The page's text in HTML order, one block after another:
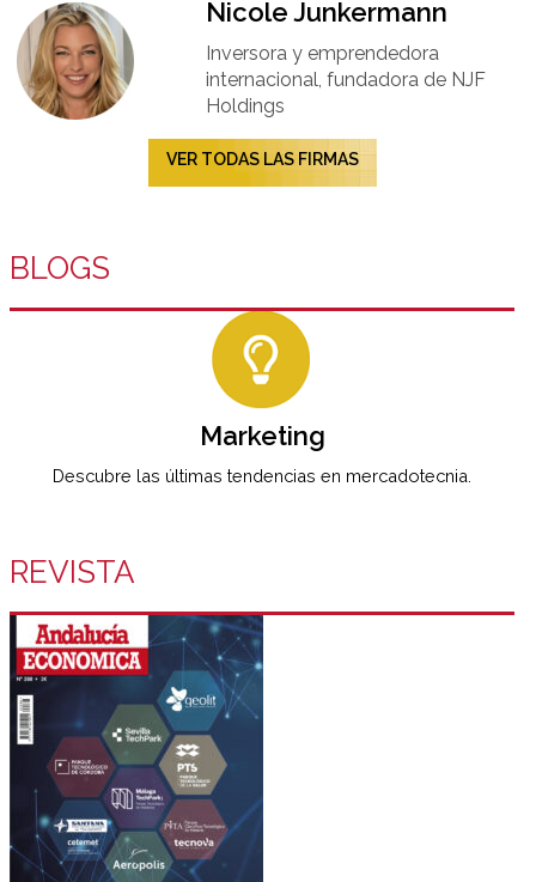
Nicole Junkermann​
Inversora y emprendedora
internacional, fundadora de NJF
Holdings
VER TODAS LAS FIRMAS
BLOGS
Marketing
Descubre las últimas tendencias en mercadotecnia.
REVISTA